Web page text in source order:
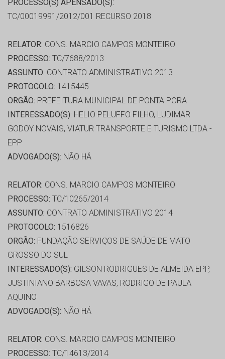
PROCESSO(S) APENSADO(S):
TC/00019991/2012/001 RECURSO 2018
RELATOR: CONS. MARCIO CAMPOS MONTEIRO
PROCESSO: TC/7688/2013
ASSUNTO: CONTRATO ADMINISTRATIVO 2013
PROTOCOLO: 1415445
ORGÃO: PREFEITURA MUNICIPAL DE PONTA PORA
INTERESSADO(S): HELIO PELUFFO FILHO, LUDIMAR
GODOY NOVAIS, VIATUR TRANSPORTE E TURISMO LTDA -
EPP
ADVOGADO(S): NÃO HÁ
RELATOR: CONS. MARCIO CAMPOS MONTEIRO
PROCESSO: TC/10265/2014
ASSUNTO: CONTRATO ADMINISTRATIVO 2014
PROTOCOLO: 1516826
ORGÃO: FUNDAÇÃO SERVIÇOS DE SAÚDE DE MATO
GROSSO DO SUL
INTERESSADO(S): GILSON RODRIGUES DE ALMEIDA EPP,
JUSTINIANO BARBOSA VAVAS, RODRIGO DE PAULA
AQUINO
ADVOGADO(S): NÃO HÁ
RELATOR: CONS. MARCIO CAMPOS MONTEIRO
PROCESSO: TC/14613/2014